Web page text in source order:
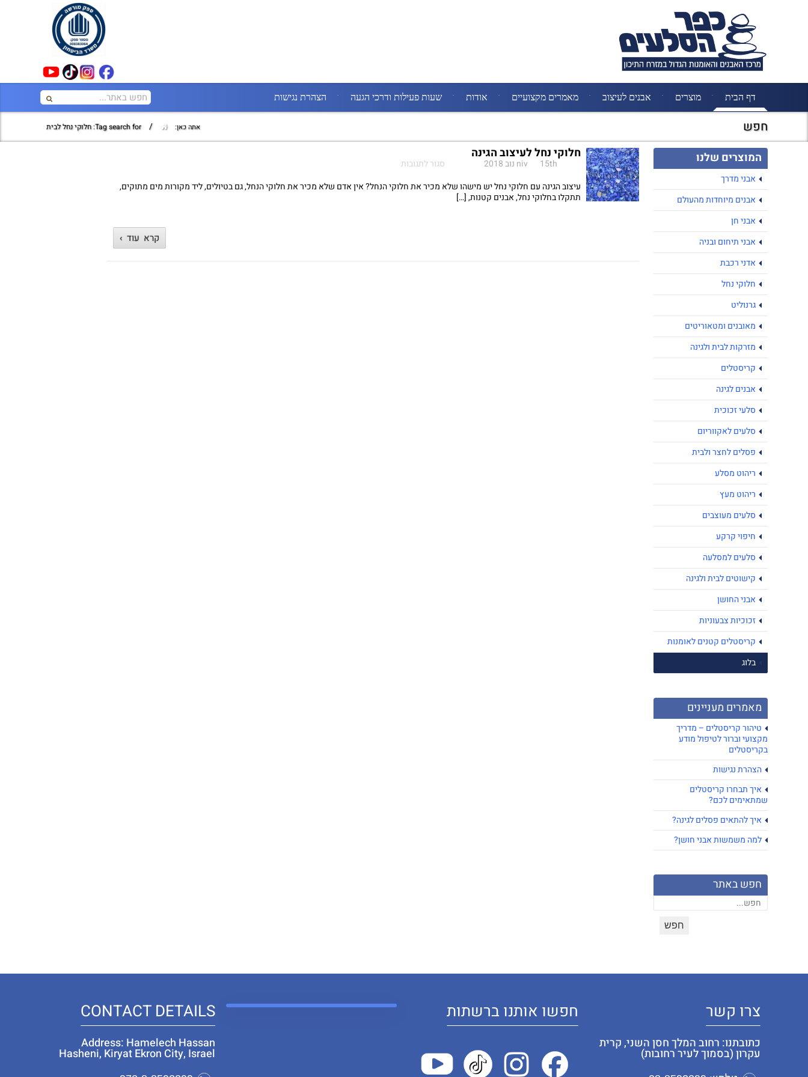
דף הבית מוצרים אבנים לעיצוב מאמרים מקצועיים אודות שעות פעילות ודרכי הגעה הצהרת נגישות
חפש אתה כאן: / Tag search for: חלוקי נחל לבית
המוצרים שלנו
אבני מדרך
אבנים מיוחדות מהעולם
אבני חן
אבני תיחום ובניה
אדני רכבת
חלוקי נחל
גרנוליט
מאובנים ומטאוריטים
מזרקות לבית ולגינה
קריסטלים
אבנים לגינה
סלעי זכוכית
סלעים לאקווריום
פסלים לחצר ולבית
ריהוט מסלע
ריהוט מעץ
סלעים מעוצבים
חיפוי קרקע
סלעים למסלעה
קישוטים לבית ולגינה
אבני החושן
זכוכיות צבעוניות
קריסטלים קטנים לאומנות
בלוג
מאמרים מעניינים
טיהור קריסטלים – מדריך
מקצועי וברור לטיפול מודע
בקריסטלים
הצהרת נגישות
איך תבחרו קריסטלים
שמתאימים לכם?
איך להתאים פסלים לגינה?
למה משמשות אבני חושן?
חפש באתר
חלוקי נחל לעיצוב הגינה
niv 15th נוב 2018 סגור לתגובות
נחל
עיצוב הגינה עם חלוקי נחל יש מישהו שלא מכיר את חלוקי הנחל? אין אדם שלא מכיר את חלוקי הנחל, גם בטיולים, ליד מקורות מים מתוקים,
תתקלו בחלוקי נחל, אבנים קטנות, […]
קרא עוד ›
צרו קשר
כתובתנו: רחוב המלך חסן השני, קרית
עקרון (בסמוך לעיר רחובות)
חפשו אותנו ברשתות CONTACT DETAILS
Address: Hamelech Hassan
Hasheni, Kiryat Ekron City, Israel